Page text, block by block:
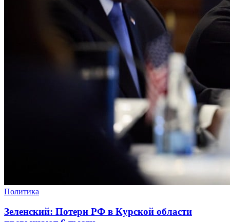
Политика
Зеленский: Потери РФ в Курской области